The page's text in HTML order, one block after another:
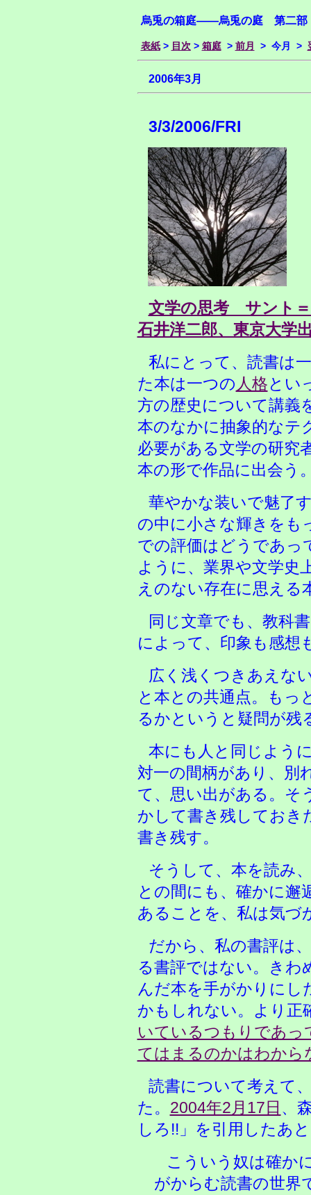
烏兎の箱庭――烏兎の庭 第二
表紙> 目次 > 箱庭> 前月 > 今月 >
2006年3月
3/3/2006/FRI
文学の思考 サント
石井洋二郎、東京大学
私にとって、読書は
た本は一つの 人格とい
方の歴史について講義
本のなかに抽象的なテ
必要がある文学の研究
本の形で作品に出会う
華やかな装いで魅了
の中に小さな輝きをも
での評価はどうであっ
ように、業界や文学史
えのない存在に思える
同じ文章でも、教科
によって、印象も感想
広く浅くつきあえな
と本との共通点。もっ
るかというと疑問が残
本にも人と同じよう
対一の間柄があり、別
て、思い出がある。そ
かして書き残してお
書き残す。
そうして、本を読み
との間にも、確かに邂
あることを、私は気づ
だから、私の書評は
る書評ではない。きわ
んだ本を手がかりにし
かもしれない。より正
いているつもりであっ
てはまるのかはわから
読書について考えて
た。 2004年2月17日 、
しろ!!」を引用したあ
こういう奴は確か
がからむ読書の世界